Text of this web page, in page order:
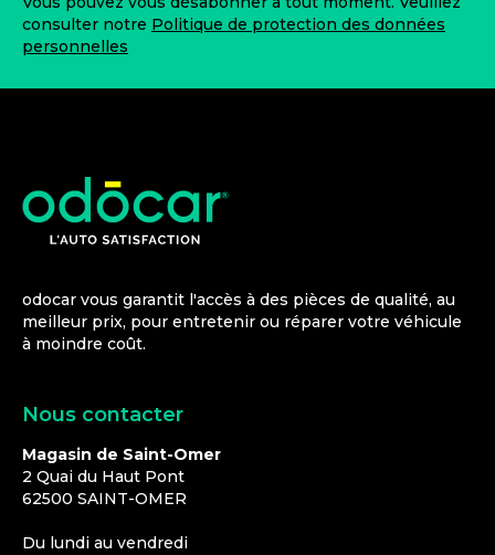
consulter notre Politique de protection des données
personnelles
odocar vous garantit l'accès à des pièces de qualité, au
meilleur prix, pour entretenir ou réparer votre véhicule
à moindre coût.
Nous contacter
Magasin de Saint-Omer
2 Quai du Haut Pont
62500 SAINT-OMER
Du lundi au vendredi